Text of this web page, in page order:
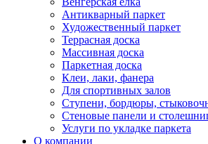
Антикварный паркет
Художественный паркет
Террасная доска
Массивная доска
Паркетная доска
Клеи, лаки, фанера
Для спортивных залов
Ступени, бордюры,
Стеновые панели и
Услуги по укладке паркета
О компании